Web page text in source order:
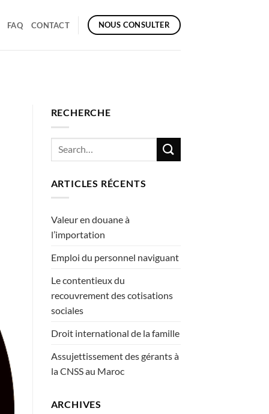
FAQ CONTACT NOUS CONSULTER
RECHERCHE
ARTICLES RÉCENTS
Valeur en douane à
l’importation
Emploi du personnel naviguant
Le contentieux du
recouvrement des cotisations
sociales
Droit international de la famille
Assujettissement des gérants à
la CNSS au Maroc
ARCHIVES